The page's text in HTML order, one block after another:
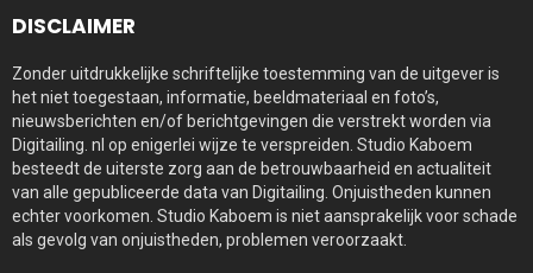
DISCLAIMER
Zonder uitdrukkelijke schriftelijke toestemming van de uitgever is
het niet toegestaan, informatie, beeldmateriaal en foto’s,
nieuwsberichten en/of berichtgevingen die verstrekt worden via
Digitailing. nl op enigerlei wijze te verspreiden. Studio Kaboem
besteedt de uiterste zorg aan de betrouwbaarheid en actualiteit
van alle gepubliceerde data van Digitailing. Onjuistheden kunnen
echter voorkomen. Studio Kaboem is niet aansprakelijk voor schade
als gevolg van onjuistheden, problemen veroorzaakt.